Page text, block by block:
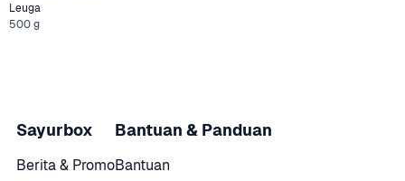
Leuga
500 g
Sayurbox
Berita & Promo
Bantuan & Panduan
Bantuan